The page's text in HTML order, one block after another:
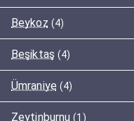
Beykoz (4)
Beşiktaş (4)
Ümraniye (4)
Zeytinburnu (1)